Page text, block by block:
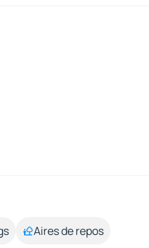
Aires de repos